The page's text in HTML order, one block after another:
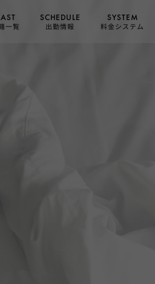
一覧
SCHEDULE
出勤情報
SYSTEM
料金システム